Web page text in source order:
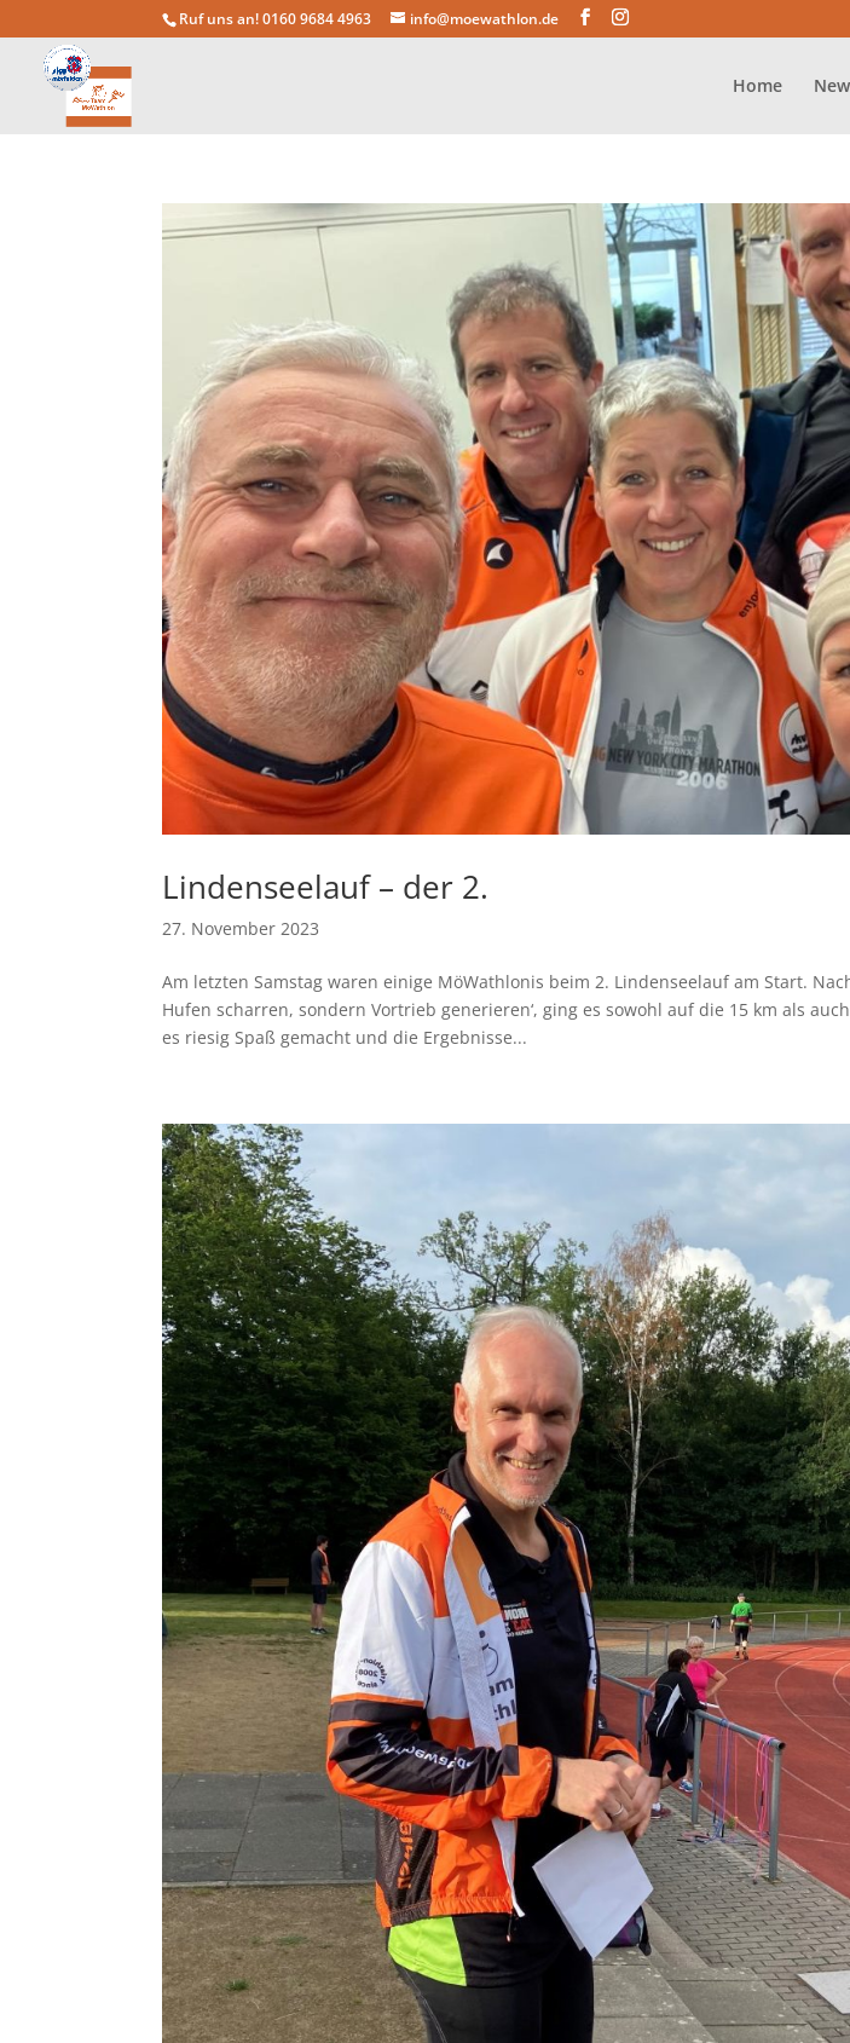
Ruf uns an! 0160 9684 4963 info@moewathlon.de
Home
Lindenseelauf – der 2.
27. November 2023
Am letzten Samstag waren einige MöWathlonis beim 2. Lindenseelauf am Start.
Hufen scharren, sondern Vortrieb generieren‘, ging es sowohl auf die 15 km als
es riesig Spaß gemacht und die Ergebnisse...